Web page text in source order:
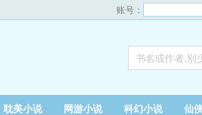
账号：
耽美小说 网游小说 科幻小说 仙